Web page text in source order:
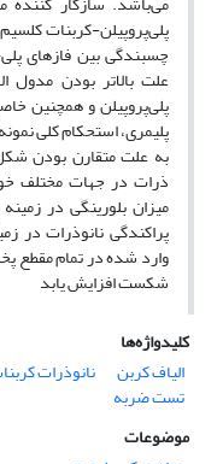
پلی‌پروپیلن-کربنات
چسبندگی بین فازهای
علت بالاتر بودن مدول
پلی‌پروپیلن و همچنین
پلیمری، استحکام کلی
به علت متقارن بودن
ذرات در جهات مختلف
میزان بلورینگی در
پراکندگی نانوذرات در
وارد شده در تمام مقطع
شکست افزایش یابد
کلیدواژه‌ها
الیاف کربن
نانوذرات
تست ضربه
موضوعات